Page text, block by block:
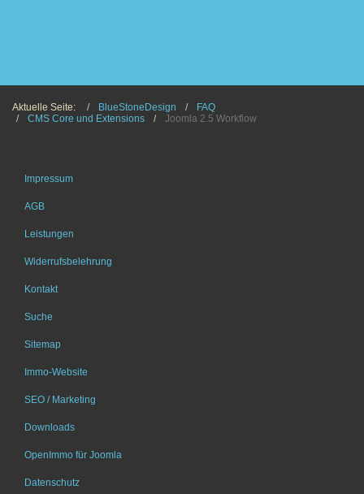
Aktuelle Seite: BlueStoneDesign
FAQ
CMS Core und Extensions
Joomla 2.5 Workflow
Impressum
AGB
Leistungen
Widerrufsbelehrung
Kontakt
Suche
Sitemap
Immo-Website
SEO / Marketing
Downloads
OpenImmo für Joomla
Datenschutz